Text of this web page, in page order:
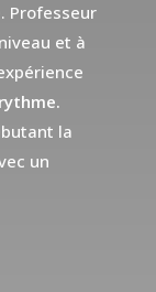
Professeur
et à
la
un